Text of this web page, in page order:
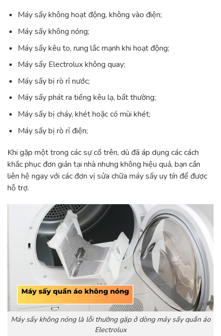
Máy sấy không hoạt động, không vào điện;
Máy sấy không nóng;
Máy sấy kêu to, rung lắc mạnh khi hoạt động;
Máy sấy Electrolux không quay;
Máy sấy bị rò rỉ nước;
Máy sấy phát ra tiếng kêu lạ, bất thường;
Máy sấy bị cháy, khét hoặc có mùi khét;
Máy sấy bị rò rỉ điện;
Khi gặp một trong các sự cố trên, dù đã áp dụng các cách
khắc phục đơn giản tại nhà nhưng không hiệu quả, bạn cần
liên hệ ngay với các đơn vị sửa chữa máy sấy uy tín để được
hỗ trợ.
Máy sấy không nóng là lỗi thường gặp ở dòng máy sấy quần áo
Electrolux